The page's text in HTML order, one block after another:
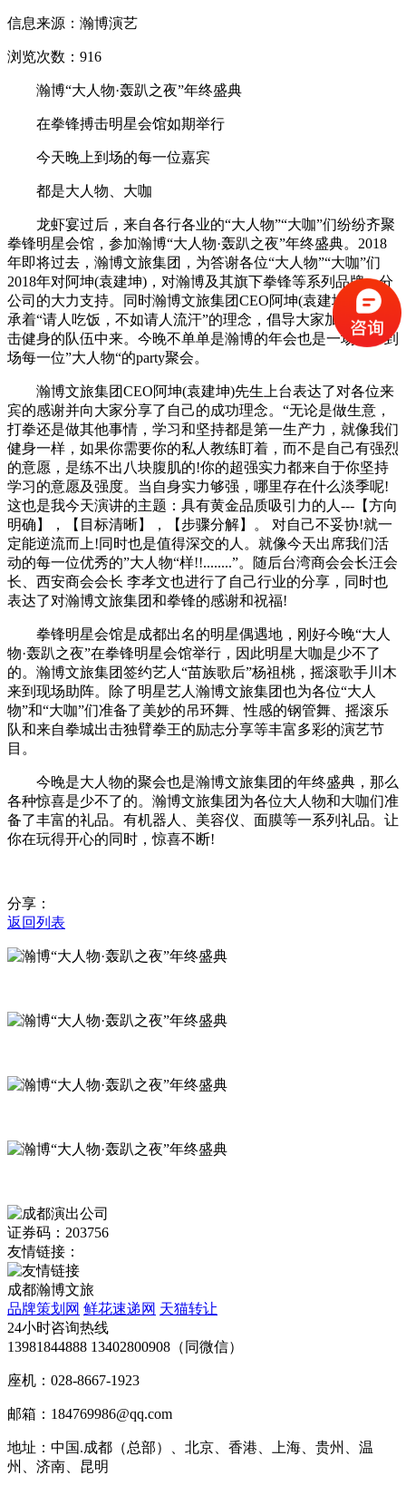
信息来源：瀚博演艺
浏览次数：916
瀚博“大人物·轰趴之夜”年终盛典
在拳锋搏击明星会馆如期举行
今天晚上到场的每一位嘉宾
都是大人物、大咖
龙虾宴过后，来自各行各业的“大人物”“大咖”们纷纷齐聚
拳锋明星会馆，参加瀚博“大人物·轰趴之夜”年终盛典。2018
年即将过去，瀚博文旅集团，为答谢各位“大人物”“大咖”们
2018年对阿坤(袁建坤)，对瀚博及其旗下拳锋等系列品牌，分
公司的大力支持。同时瀚博文旅集团CEO阿坤(袁建坤)先生秉
承着“请人吃饭，不如请人流汗”的理念，倡导大家加入到，搏
击健身的队伍中来。今晚不单单是瀚博的年会也是一场属于到
场每一位”大人物“的party聚会。
瀚博文旅集团CEO阿坤(袁建坤)先生上台表达了对各位来
宾的感谢并向大家分享了自己的成功理念。“无论是做生意，
打拳还是做其他事情，学习和坚持都是第一生产力，就像我们
健身一样，如果你需要你的私人教练盯着，而不是自己有强烈
的意愿，是练不出八块腹肌的!你的超强实力都来自于你坚持
学习的意愿及强度。当自身实力够强，哪里存在什么淡季呢!
这也是我今天演讲的主题：具有黄金品质吸引力的人---【方向
明确】，【目标清晰】，【步骤分解】。 对自己不妥协!就一
定能逆流而上!同时也是值得深交的人。就像今天出席我们活
动的每一位优秀的”大人物“样!!........”。随后台湾商会会长汪会
长、西安商会会长 李孝文也进行了自己行业的分享，同时也
表达了对瀚博文旅集团和拳锋的感谢和祝福!
拳锋明星会馆是成都出名的明星偶遇地，刚好今晚“大人
物·轰趴之夜”在拳锋明星会馆举行，因此明星大咖是少不了
的。瀚博文旅集团签约艺人“苗族歌后”杨祖桃，摇滚歌手川木
来到现场助阵。除了明星艺人瀚博文旅集团也为各位“大人
物”和“大咖”们准备了美妙的吊环舞、性感的钢管舞、摇滚乐
队和来自拳城出击独臂拳王的励志分享等丰富多彩的演艺节
目。
今晚是大人物的聚会也是瀚博文旅集团的年终盛典，那么
各种惊喜是少不了的。瀚博文旅集团为各位大人物和大咖们准
备了丰富的礼品。有机器人、美容仪、面膜等一系列礼品。让
你在玩得开心的同时，惊喜不断!
分享：
返回列表
证券码：203756
友情链接：
成都瀚博文旅
品牌策划网 鲜花速递网 天猫转让
24小时咨询热线
13981844888 13402800908（同微信）
座机：028-8667-1923
邮箱：184769986@qq.com
地址：中国.成都（总部）、北京、香港、上海、贵州、温
州、济南、昆明